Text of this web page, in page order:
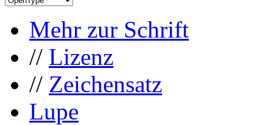
Mehr zur Schrift
// Lizenz
// Zeichensatz
Lupe